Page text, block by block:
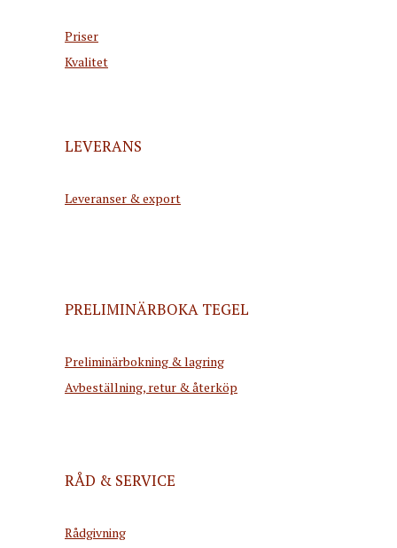
Priser
Kvalitet
LEVERANS
Leveranser & export
PRELIMINÄRBOKA TEGEL
Preliminärbokning & lagring
Avbeställning, retur & återköp
RÅD & SERVICE
Rådgivning